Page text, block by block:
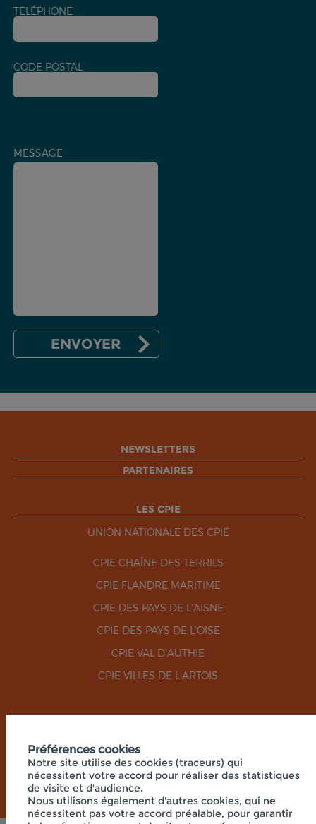
TÉLÉPHONE
CODE POSTAL
MESSAGE
NEWSLETTERS
PARTENAIRES
LES CPIE
UNION NATIONALE DES CPIE
CPIE CHAÎNE DES TERRILS
CPIE FLANDRE MARITIME
CPIE DES PAYS DE L'AISNE
CPIE DES PAYS DE L'OISE
CPIE VAL D'AUTHIE
CPIE VILLES DE L'ARTOIS
Préférences cookies
Notre site utilise des cookies (traceurs) qui
nécessitent votre accord pour réaliser des statistiques
de visite et d'audience.
Nous utilisons également d'autres cookies, qui ne
nécessitent pas votre accord préalable, pour garantir